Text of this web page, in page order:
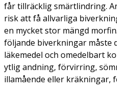
får tillräcklig smärtlindring.
risk att få allvarliga
en mycket stor mängd
följande biverkningar måste
läkemedel och omedelbart
ytlig andning, förvirring,
illamående eller kräkningar,